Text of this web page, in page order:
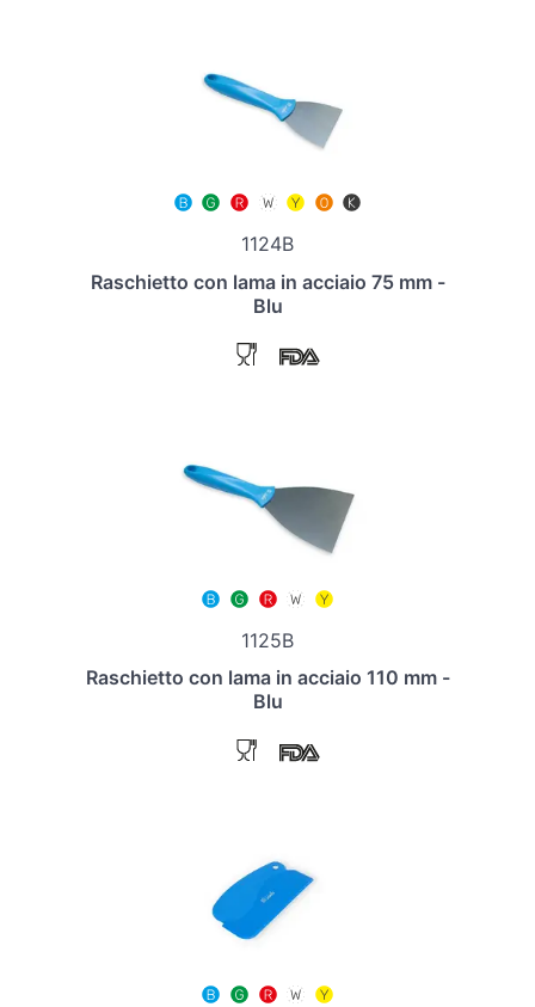
1124B
Raschietto con lama in acciaio 75 mm -
Blu
1125B
Raschietto con lama in acciaio 110 mm -
Blu